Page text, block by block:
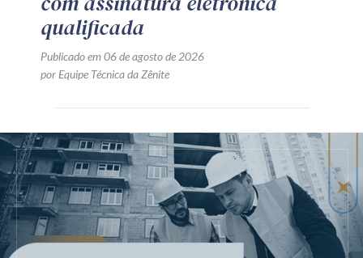
qualificada
Publicado em 06 de agosto de 2026
por Equipe Técnica da Zênite